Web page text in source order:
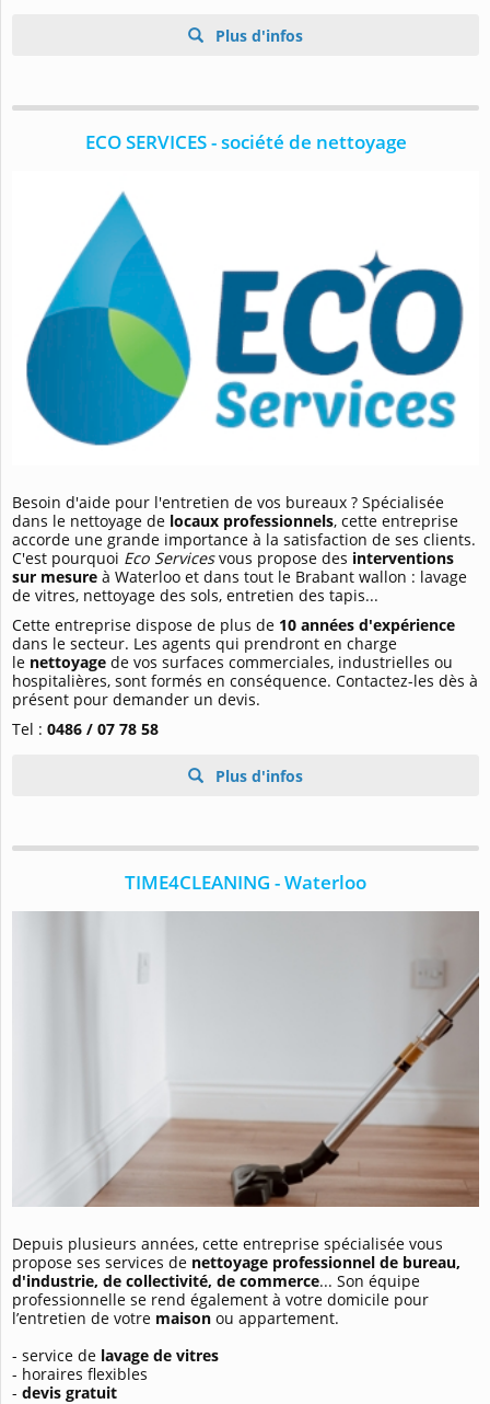
Plus d'infos
ECO SERVICES - société de nettoyage
Besoin d'aide pour l'entretien de vos bureaux ? Spécialisée
dans le nettoyage de locaux professionnels, cette entreprise
accorde une grande importance à la satisfaction de ses clients.
C'est pourquoi Eco Servicesvous propose des interventions
sur mesure à Waterloo et dans tout le Brabant wallon : lavage
de vitres, nettoyage des sols, entretien des tapis...
Cette entreprise dispose de plus de 10 années d'expérience
dans le secteur. Les agents qui prendront en charge
le nettoyage de vos surfaces commerciales, industrielles ou
hospitalières, sont formés en conséquence. Contactez-les dès à
présent pour demander un devis.
Tel : 0486 / 07 78 58
Plus d'infos
TIME4CLEANING - Waterloo
Depuis plusieurs années, cette entreprise spécialisée vous
propose ses services de nettoyage professionnel de bureau,
d'industrie, de collectivité, de commerce... Son équipe
professionnelle se rend également à votre domicile pour
l’entretien de votre maison ou appartement.
- service de lavage de vitres
- horaires flexibles
- devis gratuit